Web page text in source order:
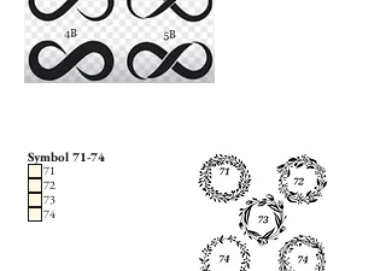
Symbol 71-74
71
72
73
74